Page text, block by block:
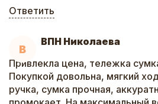
Ответить
В
ВПН Николаева
Привлекла цена, тележка
Покупкой довольна, мягкий
ручка, сумка прочная,